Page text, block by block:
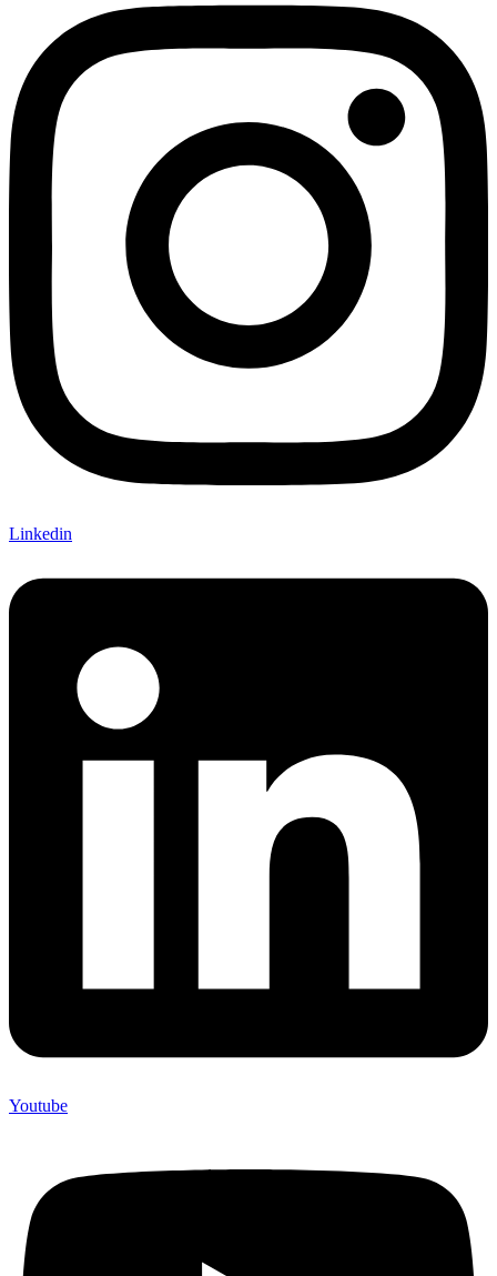
Linkedin
Youtube